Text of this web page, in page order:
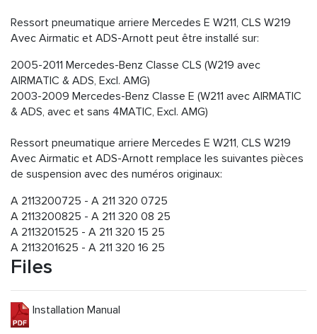
Ressort pneumatique arriere Mercedes E W211, CLS W219
Avec Airmatic et ADS-Arnott peut être installé sur:
2005-2011 Mercedes-Benz Classe CLS (W219 avec
AIRMATIC & ADS, Excl. AMG)
2003-2009 Mercedes-Benz Classe E (W211 avec AIRMATIC
& ADS, avec et sans 4MATIC, Excl. AMG)
Ressort pneumatique arriere Mercedes E W211, CLS W219
Avec Airmatic et ADS-Arnott remplace les suivantes pièces
de suspension avec des numéros originaux:
A 2113200725 - A 211 320 0725
A 2113200825 - A 211 320 08 25
A 2113201525 - A 211 320 15 25
A 2113201625 - A 211 320 16 25
Files
Installation Manual